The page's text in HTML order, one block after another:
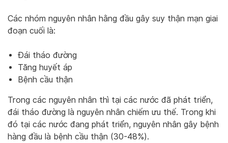
Các nhóm nguyên nhân hằng đầu gây suy thận mạn giai
đoạn cuối là:
Đái tháo đường
Tăng huyết áp
Bệnh cầu thận
Trong các nguyên nhân thì tại các nước đã phát triển,
đái tháo đường là nguyên nhân chiếm ưu thế. Trong khi
đó tại các nước đang phát triển, nguyên nhân gây bệnh
hàng đầu là bệnh cầu thận (30-48%).